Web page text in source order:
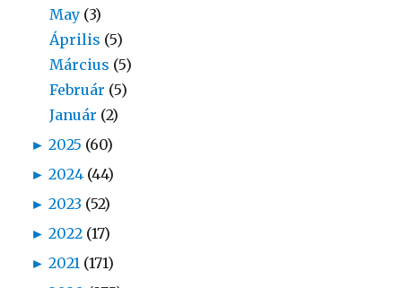
May (3)
Április (5)
Március (5)
Február (5)
Január (2)
► 2025 (60)
► 2024 (44)
► 2023 (52)
► 2022 (17)
► 2021 (171)